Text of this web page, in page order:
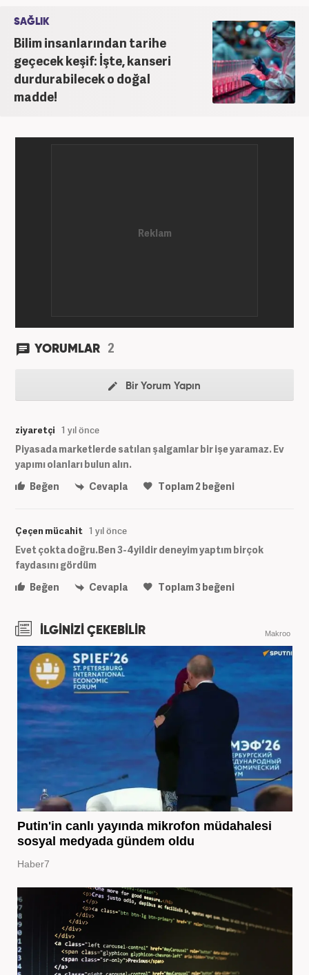
etmektedir.
SAĞLIK
Bilim insanlarından tarihe
geçecek keşif: İşte, kanseri
durdurabilecek o doğal
madde!
YORUMLAR 2
Bir Yorum Yapın
ziyaretçi 1 yıl önce
Piyasada marketlerde satılan şalgamlar bir işe yaramaz. Ev
yapımı olanları bulun alın.
Beğen
Cevapla Toplam2 beğeni
Çeçen mücahit 1 yıl önce
Evet çokta doğru.Ben 3-4yildir deneyim yaptım birçok
faydasını gördüm
Beğen
Cevapla Toplam3beğeni
İLGİNİZİ ÇEKEBİLİR Makroo
Putin'in canlı yayında mikrofon müdahalesi
sosyal medyada gündem oldu
Haber7